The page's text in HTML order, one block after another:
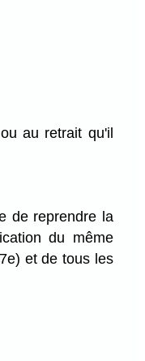
au retrait qu'il
de reprendre la
du même
et de tous les